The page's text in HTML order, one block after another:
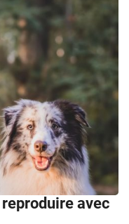
avec